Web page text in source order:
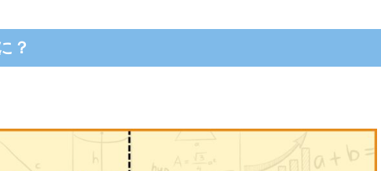
ステムから得られる結果を明示し、予測し、評価するため
？